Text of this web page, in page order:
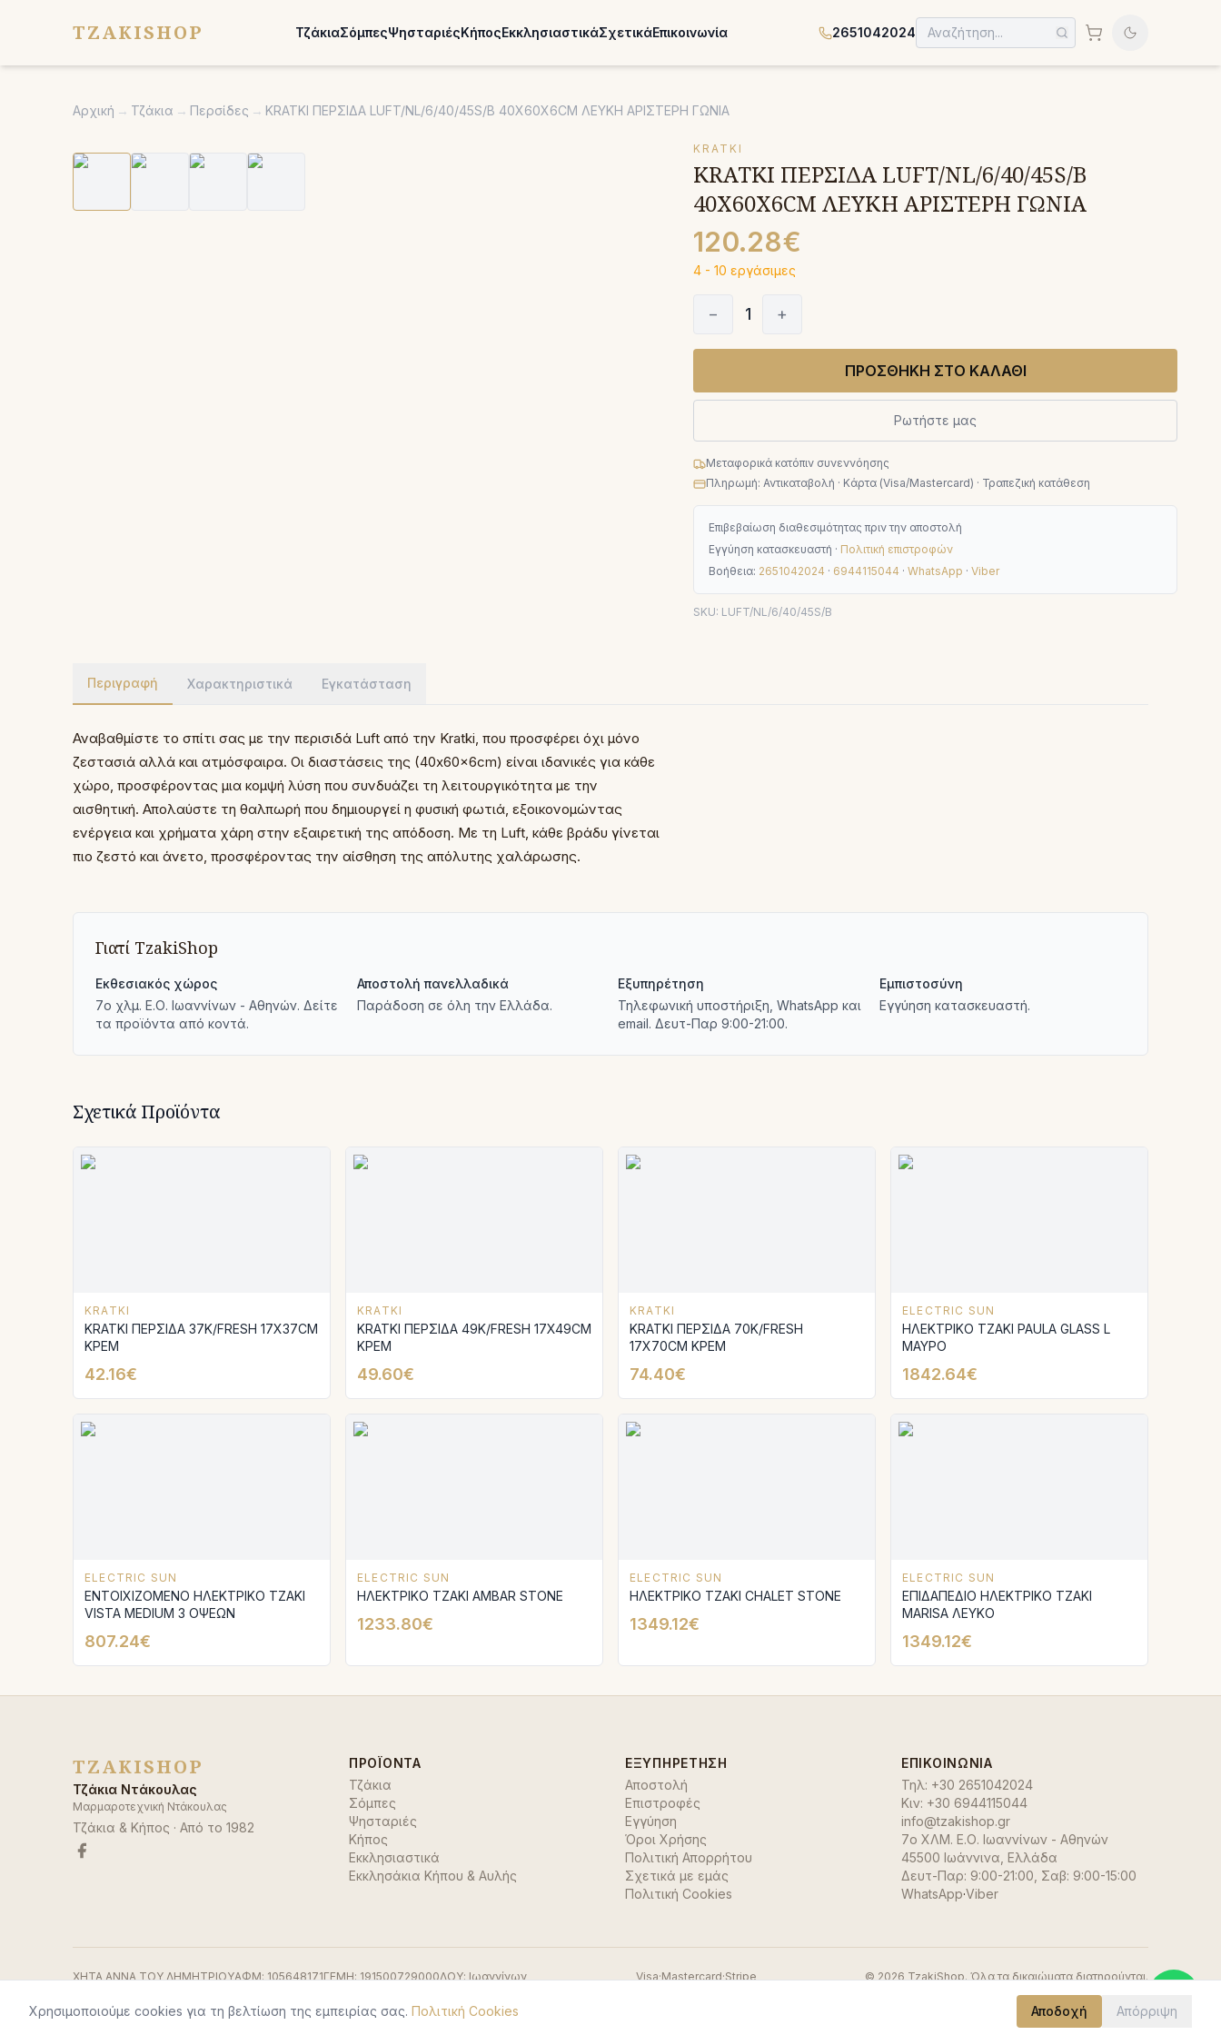
TZAKISHOP ΤζάκιαΣόμπεςΨησταριέςΚήποςΕκκλησιαστικάΣχετικάΕπικοινωνία 2651042024
Αρχική → Τζάκια → Περσίδες → KRATKI ΠΕΡΣΙΔΑ LUFT/NL/6/40/45S/B 40X60X6CM ΛΕΥΚΗ ΑΡΙΣΤΕΡΗ ΓΩΝΙΑ
KRATKI
KRATKI ΠΕΡΣΙΔΑ LUFT/NL/6/40/45S/B
40X60X6CM ΛΕΥΚΗ ΑΡΙΣΤΕΡΗ ΓΩΝΙΑ
120.28€
4 - 10 εργάσιμες
− 1 +
ΠΡΟΣΘΗΚΗ ΣΤΟ ΚΑΛΑΘΙ
Ρωτήστε μας
Μεταφορικά κατόπιν συνεννόησης
Πληρωμή: Αντικαταβολή · Κάρτα (Visa/Mastercard) · Τραπεζική κατάθεση
Επιβεβαίωση διαθεσιμότητας πριν την αποστολή
Εγγύηση κατασκευαστή · Πολιτική επιστροφών
Βοήθεια: 2651042024 · 6944115044 · WhatsApp · Viber
SKU: LUFT/NL/6/40/45S/B
Περιγραφή Χαρακτηριστικά Εγκατάσταση
Αναβαθμίστε το σπίτι σας με την περισιδά Luft από την Kratki, που προσφέρει όχι μόνο
ζεστασιά αλλά και ατμόσφαιρα. Οι διαστάσεις της (40x60x6cm) είναι ιδανικές για κάθε
χώρο, προσφέροντας μια κομψή λύση που συνδυάζει τη λειτουργικότητα με την
αισθητική. Απολαύστε τη θαλπωρή που δημιουργεί η φυσική φωτιά, εξοικονομώντας
ενέργεια και χρήματα χάρη στην εξαιρετική της απόδοση. Με τη Luft, κάθε βράδυ γίνεται
πιο ζεστό και άνετο, προσφέροντας την αίσθηση της απόλυτης χαλάρωσης.
Γιατί TzakiShop
Εκθεσιακός χώρος
7ο χλμ. Ε.Ο. Ιωαννίνων - Αθηνών. Δείτε
τα προϊόντα από κοντά.
Αποστολή πανελλαδικά
Παράδοση σε όλη την Ελλάδα.
Εξυπηρέτηση
Τηλεφωνική υποστήριξη, WhatsApp και
email. Δευτ-Παρ 9:00-21:00.
Εμπιστοσύνη
Εγγύηση κατασκευαστή.
Σχετικά Προϊόντα
KRATKI
KRATKI ΠΕΡΣΙΔΑ 37K/FRESH 17X37CM
ΚΡΕΜ
42.16€
KRATKI
KRATKI ΠΕΡΣΙΔΑ 49K/FRESH 17X49CM
ΚΡΕΜ
49.60€
KRATKI
KRATKI ΠΕΡΣΙΔΑ 70K/FRESH
17X70CM ΚΡΕΜ
74.40€
ELECTRIC SUN
ΗΛΕΚΤΡΙΚΟ ΤΖΑΚΙ PAULA GLASS L
ΜΑΥΡΟ
1842.64€
ELECTRIC SUN
ENTOIXIZOMENO ΗΛΕΚΤΡΙΚΟ TZAKI
VISTA MEDIUM 3 ΟΨΕΩΝ
807.24€
ELECTRIC SUN
ΗΛΕΚΤΡΙΚΟ ΤΖΑΚΙ AMBAR SΤΟΝΕ
1233.80€
ELECTRIC SUN
ΗΛΕΚΤΡΙΚΟ ΤΖΑΚΙ CHALET SΤΟΝΕ
1349.12€
ELECTRIC SUN
ΕΠΙΔΑΠΕΔΙΟ ΗΛΕΚΤΡΙΚΟ ΤΖΑΚΙ
MARISA ΛΕΥΚΟ
1349.12€
TZAKISHOP
Τζάκια Ντάκουλας
Μαρμαροτεχνική Ντάκουλας
Τζάκια & Κήπος · Από το 1982
ΠΡΟΪΌΝΤΑ
Τζάκια
Σόμπες
Ψησταριές
Κήπος
Εκκλησιαστικά
Εκκλησάκια Κήπου & Αυλής
ΕΞΥΠΗΡΈΤΗΣΗ
Αποστολή
Επιστροφές
Εγγύηση
Όροι Χρήσης
Πολιτική Απορρήτου
Σχετικά με εμάς
Πολιτική Cookies
ΕΠΙΚΟΙΝΩΝΊΑ
Τηλ: +30 2651042024
Κιν: +30 6944115044
info@tzakishop.gr
7ο ΧΛΜ. Ε.Ο. Ιωαννίνων - Αθηνών
45500 Ιωάννινα Ελλάδα
Δευτ-Παρ: 9:00-21:00, Σαβ: 9:00-15:00
WhatsApp·Viber
ΧΗΤΑ ΑΝΝΑ ΤΟΥ ΔΗΜΗΤΡΙΟΥΑΦΜ: 105648171ΓΕΜΗ: 191500729000ΔΟΥ: Ιωαννίνων Visa·Mastercard·Stripe © 2026 TzakiShop. Όλα τα δικαιώματα διατηρούνται.
Χρησιμοποιούμε cookies για τη βελτίωση της εμπειρίας σας. Πολιτική Cookies Αποδοχή Απόρριψη